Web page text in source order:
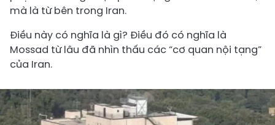
mà là từ bên trong Iran.
Điều này có nghĩa là gì? Điều đó có nghĩa là
Mossad từ lâu đã nhìn thấu các “cơ quan nội tạng”
của Iran.